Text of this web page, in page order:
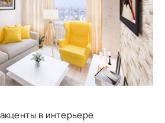
в интерьере